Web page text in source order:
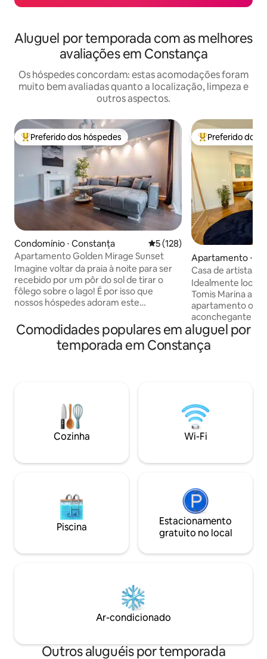
Aluguel por temporada com as melhores
avaliações em Constança
Os hóspedes concordam: estas acomodações foram
muito bem avaliadas quanto a localização, limpeza e
outros aspectos.
Entre os melhores preferidos dos hóspedes
Preferido dos hóspedes
Condomínio ⋅ Constanța 5 de uma avaliação média de
5 (128)
Apartamento Golden Mirage Sunset
Imagine voltar da praia à noite para ser
recebido por um pôr do sol de tirar o
fôlego sobre o lago! É por isso que
nossos hóspedes adoram este
Mamaia, você fica a apenas 3 minutos a
pé do mar, mas desfruta de um oásis
tranquilo completamente livre da
queen size, ar condicionado em todos os
quartos, chuveiro tipo spa, lava-louças e
uma lavadora-secadora), é o lugar
perfeito para relaxar!
Entre os
Preferido dos
Apartamento ⋅
Casa de artista
Tomis Marina
Idealmente
Tomis Marina and
apartamento
aconchegante e
para o mar a
praia. Você está
Ovid, a área mais
apartamento
com tudo o que
Menção: durante
mar é obstruída
Comodidades populares em aluguel por
temporada em Constança
Cozinha Wi-Fi
Piscina
Estacionamento
gratuito no local
Ar-condicionado
Outros aluguéis por temporada